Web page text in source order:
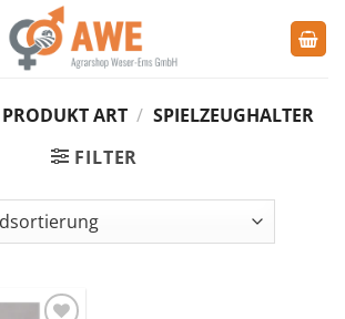
PRODUKT ART / SPIELZEUGHALTER
FILTER